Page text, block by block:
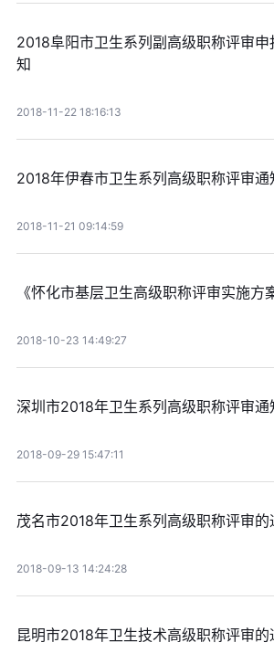
2018阜阳市卫生系列副高级职称评审
知
2018-11-22 18:16:13
2018年伊春市卫生系列高级职称评审通
2018-11-21 09:14:59
《怀化市基层卫生高级职称评审实施方
2018-10-23 14:49:27
深圳市2018年卫生系列高级职称评审通
2018-09-29 15:47:11
茂名市2018年卫生系列高级职称评审的
2018-09-13 14:24:28
昆明市2018年卫生技术高级职称评审的